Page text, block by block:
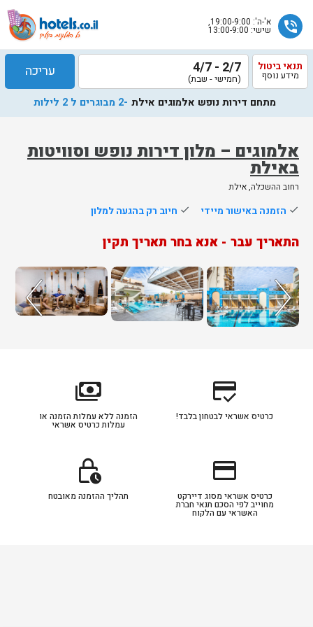
phone_in_talk א'-ה': 19:00-9:00,
שישי: 13:00-9:00
אלמוגים – מלון דירות נופש וסוויטות
באילת
רחוב ההשכלה, אילת
תנאי ביטול
מידע נוסף 2/7 - 4/7
(חמישי - שבת) עריכה
מתחם דירות נופש אלמוגים אילת -2 מבוגרים ל 2 לילות
done הזמנה באישור מיידי done חיוב רק בהגעה למלון
התאריך עבר - אנא בחר תאריך תקין
שלח
נציג
יחזור
אליך
בשעות
הפעילות
credit_score
כרטיס אשראי לבטחון בלבד!
payments
הזמנה ללא עמלות הזמנה או
עמלות כרטיס אשראי
credit_card
כרטיס אשראי מסוג דיירקט
מחוייב לפי הסכם תנאי חברת
האשראי עם הלקוח
lock_clock
תהליך ההזמנה מאובטח